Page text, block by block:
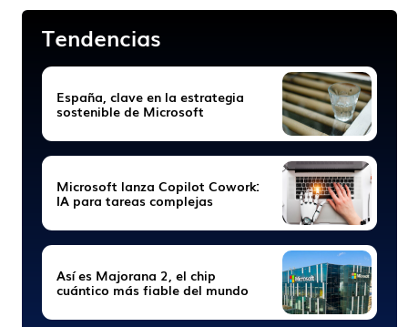
Tendencias
España, clave en la estrategia
sostenible de Microsoft
Microsoft lanza Copilot Cowork:
IA para tareas complejas
Así es Majorana 2, el chip
cuántico más fiable del mundo